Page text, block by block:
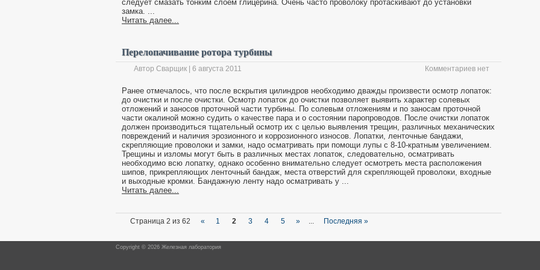
следует смазать тонким слоем глицерина. Очень часто проволоку протаскивают до установки
замка. ...
Читать далее...
Перелопачивание ротора турбины
Автор Сварщик | 6 августа 2011 Комментариев нет
Ранее отмечалось, что после вскрытия цилиндров необходимо дважды произвести осмотр лопаток:
до очистки и после очистки. Осмотр лопаток до очистки позволяет выявить характер солевых
отложений и заносов проточной части турбины. По солевым отложениям и по заносам проточной
части окалиной можно судить о качестве пара и о состоянии паропроводов. После очистки лопаток
должен производиться тщательный осмотр их с целью выявления трещин, различных механических
повреждений и наличия эрозионного и коррозионного износов. Лопатки, ленточные бандажи,
скрепляющие проволоки и замки, надо осматривать при помощи лупы с 8-10-кратным увеличением.
Трещины и изломы могут быть в различных местах лопаток, следовательно, осматривать
необходимо всю лопатку, однако особенно внимательно следует осмотреть места расположения
шипов, прикрепляющих ленточный бандаж, места отверстий для скрепляющей проволоки, входные
и выходные кромки. Бандажную ленту надо осматривать у ...
Читать далее...
Страница 2 из 62 « 1 2 3 4 5 » ... Последняя »
Copyright © 2026 Железная лаборатория